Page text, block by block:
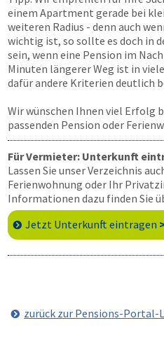
einem Apartment gerade bei
weiteren Radius - denn auch
wichtig ist, so sollte es doch in
sein, wenn eine Pension im
Minuten längerer Weg ist in
dafür andere Kriterien deutlich
Wir wünschen Ihnen viel Erfolg
passenden Pension oder
Für Vermieter: Unterkunft
Lassen Sie unser Verzeichnis
Ferienwohnung oder Ihr
Informationen dazu finden Sie
Jetzt Unterkunft eintragen
zurück zur Pensions-Portal-